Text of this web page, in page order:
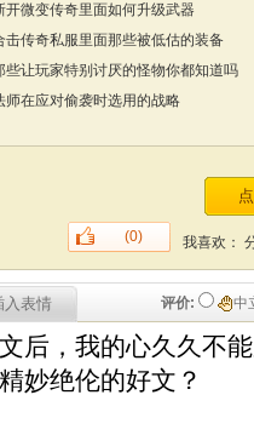
开微变传奇里面如何升级武器
击传奇私服里面那些被低估的装备
些让玩家特别讨厌的怪物你都知道吗
师在应对偷袭时选用的战略
我喜欢：
(0)
评价: 中
入表情